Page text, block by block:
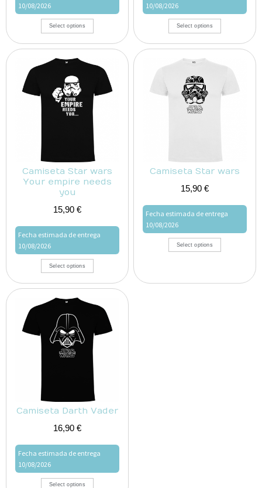
10/08/2026
Select options
10/08/2026
Select options
Camiseta Star wars
Your empire needs
you
15,90 €
Fecha estimada de entrega
10/08/2026
Select options
Camiseta Star wars
15,90 €
Fecha estimada de entrega
10/08/2026
Select options
Camiseta Darth Vader
16,90 €
Fecha estimada de entrega
10/08/2026
Select options